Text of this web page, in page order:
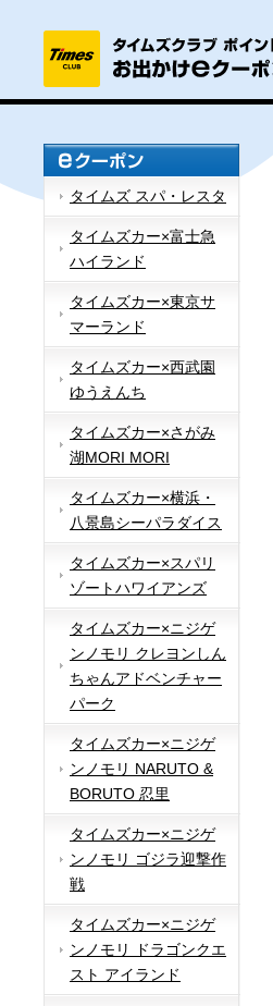
タイムズ スパ・レスタ
タイムズカー×富士急
ハイランド
タイムズカー×東京サ
マーランド
タイムズカー×西武園
ゆうえんち
タイムズカー×さがみ
湖MORI MORI
タイムズカー×横浜・
八景島シーパラダイス
タイムズカー×スパリ
ゾートハワイアンズ
タイムズカー×ニジゲ
ンノモリ クレヨンしん
ちゃんアドベンチャー
パーク
タイムズカー×ニジゲ
ンノモリ NARUTO &
BORUTO 忍里
タイムズカー×ニジゲ
ンノモリ ゴジラ迎撃作
戦
タイムズカー×ニジゲ
ンノモリ ドラゴンクエ
スト アイランド